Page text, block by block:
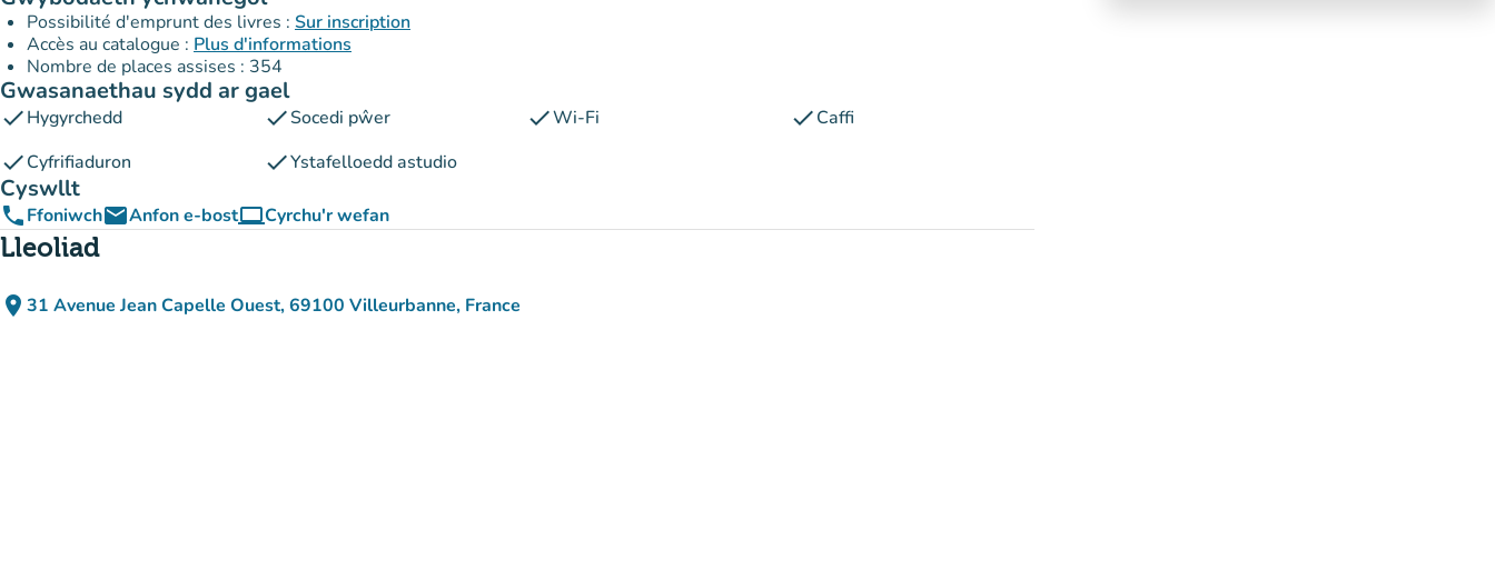
Possibilité d'emprunt des livres : Sur inscription
Accès au catalogue : Plus d'informations
Nombre de places assises : 354
Gwasanaethau sydd ar gael
checkHygyrchedd checkSocedi pŵer checkWi-Fi checkCaffi
checkCyfrifiaduron checkYstafelloedd astudio
Cyswllt
phoneFfoniwchemailAnfon e-bostcomputerCyrchu'r wefan
(tab newydd)
Lleoliad
place 31 Avenue Jean Capelle Ouest, 69100 Villeurbanne, France
(agor yn Google Maps)
(tab newydd)